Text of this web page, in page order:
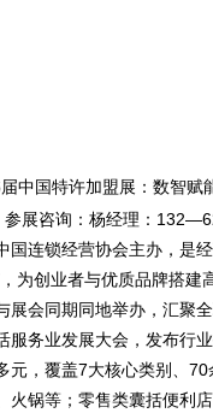
中国特许加盟展：数智
参展咨询：杨经理：
国连锁经营协会主办，是
为创业者与优质品牌搭
展会同期同地举办，汇聚
服务业发展大会，发布行
元，覆盖7大核心类别、
火锅等；零售类囊括便利